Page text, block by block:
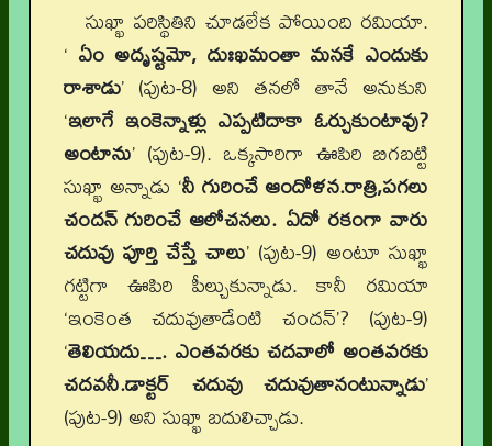
సుఖ్ఖా పరిస్థితిని చూడలేక పోయింది రమియా.
‘ ఏం అదృష్టమో, దుఃఖమంతా మనకే ఎందుకు
రాశాడు’ (పుట-8) అని తనలో తానే అనుకుని
‘ఇలాగే ఇంకెన్నాళ్లు ఎప్పటిదాకా ఓర్చుకుంటావు?
అంటాను’ (పుట-9). ఒక్కసారిగా ఊపిరి బిగబట్టి
సుఖ్ఖా అన్నాడు ‘నీ గురించే ఆందోళన.రాత్రి,పగలు
చందన్ గురించే ఆలోచనలు. ఏదో రకంగా వారు
చదువు పూర్తి చేస్తే చాలు’ (పుట-9) అంటూ సుఖ్ఖా
గట్టిగా ఊపిరి పీల్చుకున్నాడు. కానీ రమియా
‘ఇంకెంత చదువుతాడేంటి చందన్’? (పుట-9)
‘తెలియదు…. ఎంతవరకు చదవాలో అంతవరకు
చదవనీ.డాక్టర్ చదువు చదువుతానంటున్నాడు’
(పుట-9) అని సుఖ్ఖా బదులిచ్చాడు.